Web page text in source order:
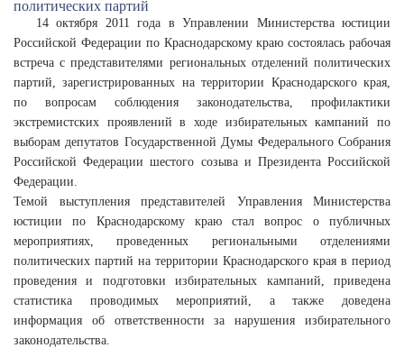
14 октября 2011 года в Управлении Министерства юстиции
Российской Федерации по Краснодарскому краю состоялась рабочая
встреча с представителями региональных отделений политических
партий, зарегистрированных на территории Краснодарского края,
по вопросам соблюдения законодательства, профилактики
экстремистских проявлений в ходе избирательных кампаний по
выборам депутатов Государственной Думы Федерального Собрания
Российской Федерации шестого созыва и Президента Российской
Федерации.
Темой выступления представителей Управления Министерства
юстиции по Краснодарскому краю стал вопрос о публичных
мероприятиях, проведенных региональными отделениями
политических партий на территории Краснодарского края в период
проведения и подготовки избирательных кампаний, приведена
статистика проводимых мероприятий, а также доведена
информация об ответственности за нарушения избирательного
законодательства.